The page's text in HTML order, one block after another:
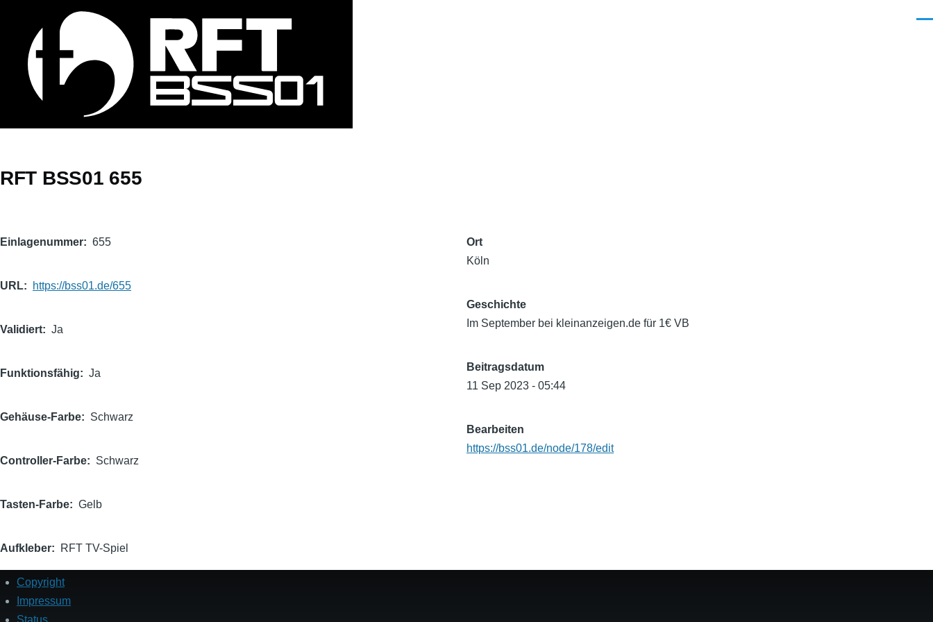
Direkt zum Inhalt
RFT BSS01 655
Einlagenummer 655
URL https://bss01.de/655
Validiert Ja
Funktionsfähig Ja
Gehäuse-Farbe Schwarz
Controller-Farbe Schwarz
Tasten-Farbe Gelb
Aufkleber RFT TV-Spiel
Ort
Köln
Geschichte
Im September bei kleinanzeigen.de für 1€ VB
Beitragsdatum
11 Sep 2023 - 05:44
Bearbeiten
https://bss01.de/node/178/edit
Fußzeile
Copyright
Impressum